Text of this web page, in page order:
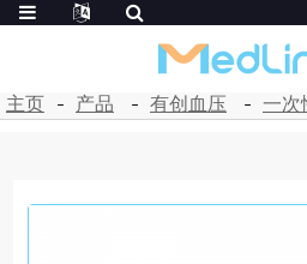
主页 产品 有创血压 一次